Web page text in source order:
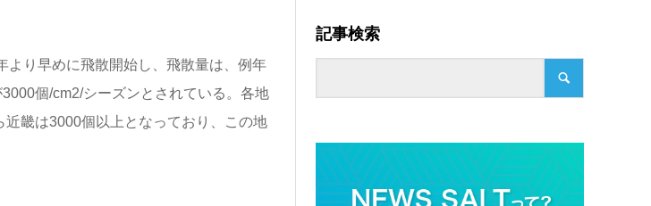
より早めに飛散開始し、飛散量は、例年
個/cm2/シーズンとされている。各地
畿は3000個以上となっており、この地
記事検索